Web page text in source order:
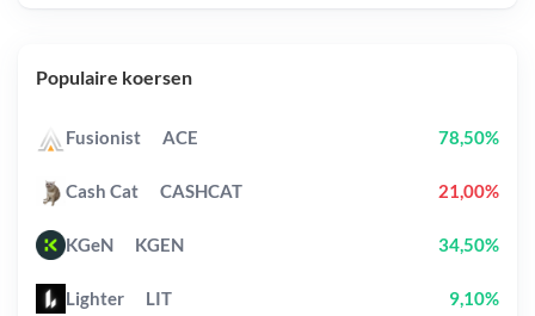
Populaire koersen
Fusionist ACE 78,50%
Cash Cat CASHCAT 21,00%
KGeN KGEN 34,50%
Lighter LIT 9,10%